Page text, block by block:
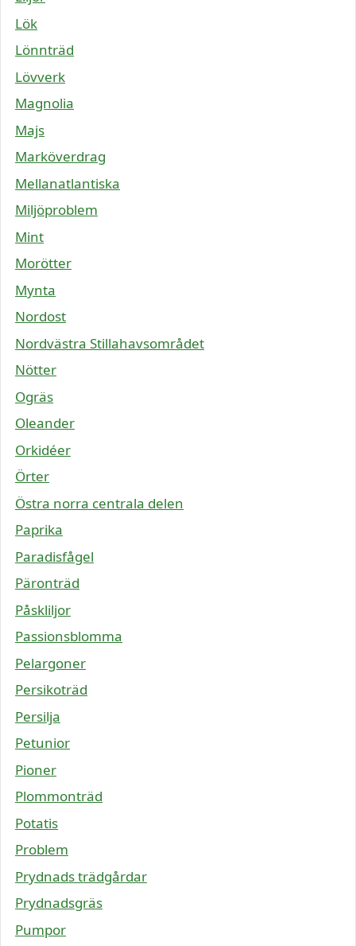
Lök
Lönnträd
Lövverk
Magnolia
Majs
Marköverdrag
Mellanatlantiska
Miljöproblem
Mint
Morötter
Mynta
Nordost
Nordvästra Stillahavsområdet
Nötter
Ogräs
Oleander
Orkidéer
Örter
Östra norra centrala delen
Paprika
Paradisfågel
Päronträd
Påskliljor
Passionsblomma
Pelargoner
Persikoträd
Persilja
Petunior
Pioner
Plommonträd
Potatis
Problem
Prydnads trädgårdar
Prydnadsgräs
Pumpor